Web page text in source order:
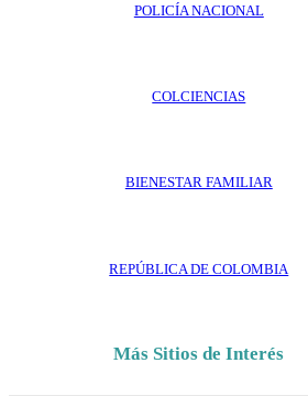
POLICÍA NACIONAL
COLCIENCIAS
BIENESTAR FAMILIAR
REPÚBLICA DE COLOMBIA
Más Sitios de Interés